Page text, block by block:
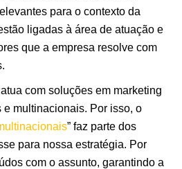
para o contexto da
ligadas à área de atuação e
que a empresa resolve com
com soluções em marketing
e multinacionais. Por isso, o
” faz parte dos
para nossa estratégia. Por
com o assunto, garantindo a